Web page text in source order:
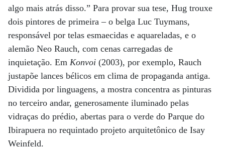
algo mais atrás disso.” Para provar sua tese, Hug trouxe
dois pintores de primeira – o belga Luc Tuymans,
responsável por telas esmaecidas e aquareladas, e o
alemão Neo Rauch, com cenas carregadas de
inquietação. Em Konvoi (2003), por exemplo, Rauch
justapõe lances bélicos em clima de propaganda antiga.
Dividida por linguagens, a mostra concentra as pinturas
no terceiro andar, generosamente iluminado pelas
vidraças do prédio, abertas para o verde do Parque do
Ibirapuera no requintado projeto arquitetônico de Isay
Weinfeld.